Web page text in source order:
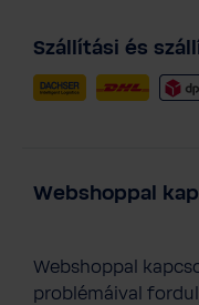
Szállítási és
Webshoppal
Webshoppal
problémáival